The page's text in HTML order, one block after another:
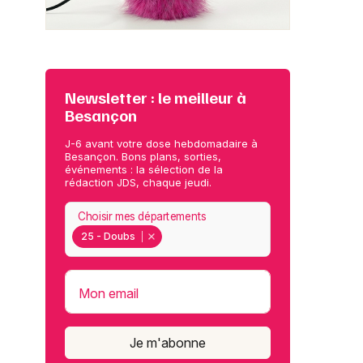
Newsletter : le meilleur à
Besançon
J-6 avant votre dose hebdomadaire à
Besançon. Bons plans, sorties,
événements : la sélection de la
rédaction JDS, chaque jeudi.
25 - Doubs
Choisir mes départements
Mon email
Je m'abonne